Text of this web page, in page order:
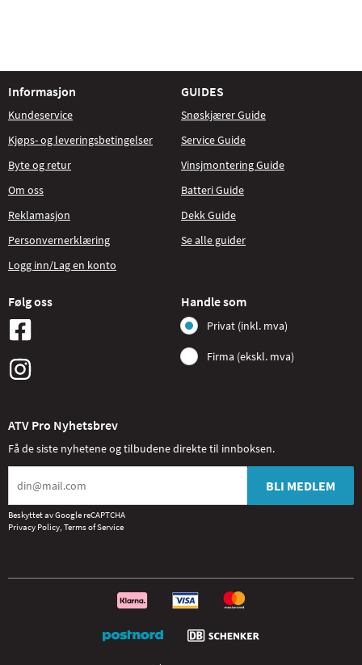
Informasjon
Kundeservice
Kjøps- og leveringsbetingelser
Byte og retur
Om oss
Reklamasjon
Personvernerklæring
Logg inn/Lag en konto
GUIDES
Snøskjærer Guide
Service Guide
Vinsjmontering Guide
Batteri Guide
Dekk Guide
Se alle guider
Følg oss Handle som
Privat (inkl. mva)
Firma (ekskl. mva)
ATV Pro Nyhetsbrev
Få de siste nyhetene og tilbudene direkte til innboksen.
BLI MEDLEM
Beskyttet av Google reCAPTCHA
Privacy Policy, Terms of Service